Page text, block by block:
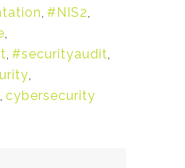
, #NIS2,
,
, #securityaudit,
,
, cybersecurity